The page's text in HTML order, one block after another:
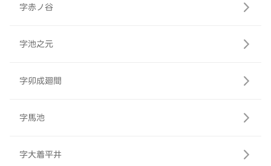
字赤ノ谷
字池之元
字卯成廻間
字馬池
字大着平井